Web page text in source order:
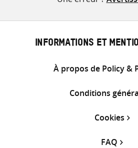
INFORMATIONS ET
À propos de Policy &
Conditions
Cookies
FAQ